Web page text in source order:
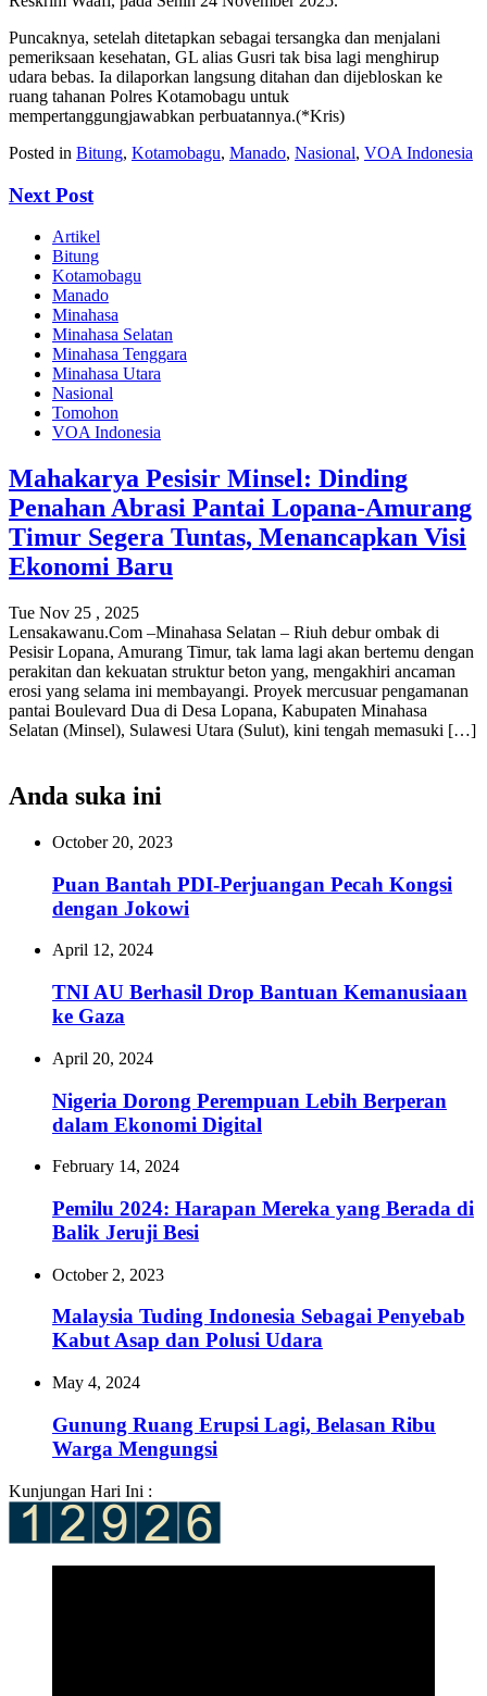
‎‎Puncaknya, setelah ditetapkan sebagai tersangka dan menjalani
pemeriksaan kesehatan, GL alias Gusri tak bisa lagi menghirup
udara bebas. Ia dilaporkan langsung ditahan dan dijebloskan ke
ruang tahanan Polres Kotamobagu untuk
mempertanggungjawabkan perbuatannya.‎(*Kris)
Posted in Bitung, Kotamobagu, Manado, Nasional, VOA Indonesia
Next Post
Artikel
Bitung
Kotamobagu
Manado
Minahasa
Minahasa Selatan
Minahasa Tenggara
Minahasa Utara
Nasional
Tomohon
VOA Indonesia
Mahakarya Pesisir Minsel: Dinding
Penahan Abrasi Pantai Lopana-Amurang
Timur Segera Tuntas, Menancapkan Visi
Ekonomi Baru
Tue Nov 25 , 2025
Lensakawanu.Com –Minahasa Selatan – Riuh debur ombak di
Pesisir Lopana, Amurang Timur, tak lama lagi akan bertemu dengan
perakitan dan kekuatan struktur beton yang, mengakhiri ancaman
erosi yang selama ini membayangi. Proyek mercusuar pengamanan
pantai Boulevard Dua di Desa Lopana, Kabupaten Minahasa
Selatan (Minsel), Sulawesi Utara (Sulut), kini tengah memasuki […]
Anda suka ini
October 20, 2023
Puan Bantah PDI-Perjuangan Pecah Kongsi
dengan Jokowi
April 12, 2024
TNI AU Berhasil Drop Bantuan Kemanusiaan
ke Gaza
April 20, 2024
Nigeria Dorong Perempuan Lebih Berperan
dalam Ekonomi Digital
February 14, 2024
Pemilu 2024: Harapan Mereka yang Berada di
Balik Jeruji Besi
October 2, 2023
Malaysia Tuding Indonesia Sebagai Penyebab
Kabut Asap dan Polusi Udara
May 4, 2024
Gunung Ruang Erupsi Lagi, Belasan Ribu
Warga Mengungsi
Kunjungan Hari Ini :